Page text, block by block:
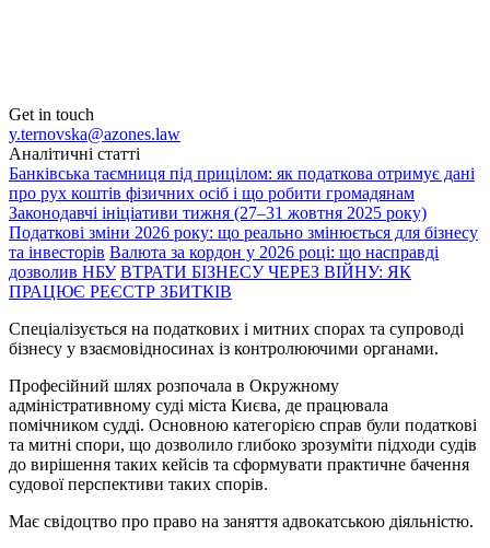
Get in touch
y.ternovska@azones.law
Аналітичні статті
Банківська таємниця під прицілом: як податкова отримує дані
про рух коштів фізичних осіб і що робити громадянам
Законодавчі ініціативи тижня (27–31 жовтня 2025 року)
Податкові зміни 2026 року: що реально змінюється для бізнесу
та інвесторів Валюта за кордон у 2026 році: що насправді
дозволив НБУ ВТРАТИ БІЗНЕСУ ЧЕРЕЗ ВІЙНУ: ЯК
ПРАЦЮЄ РЕЄСТР ЗБИТКІВ
Спеціалізується на податкових і митних спорах та супроводі
бізнесу у взаємовідносинах із контролюючими органами.
Професійний шлях розпочала в Окружному
адміністративному суді міста Києва, де працювала
помічником судді. Основною категорією справ були податкові
та митні спори, що дозволило глибоко зрозуміти підходи судів
до вирішення таких кейсів та сформувати практичне бачення
судової перспективи таких спорів.
Має свідоцтво про право на заняття адвокатською діяльністю.